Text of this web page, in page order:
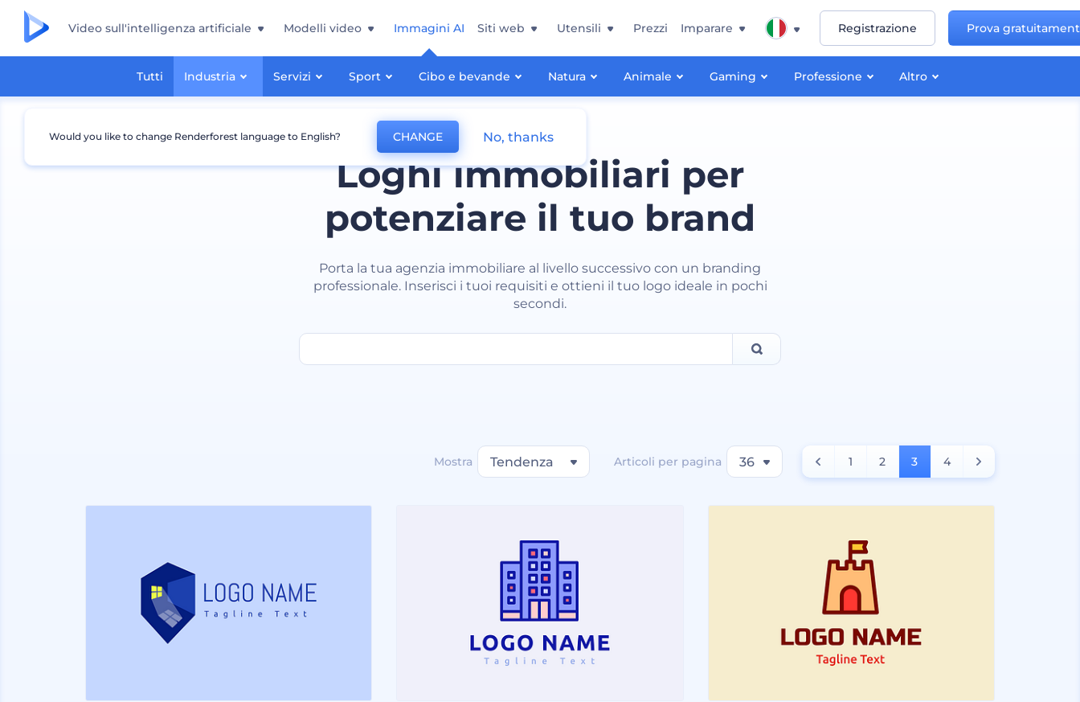
Video sull'intelligenza artificiale Modelli video Immagini AI
Tutti Industria Servizi Sport Cibo e bevande Natura Animale Gaming Professione Altro
Siti web Utensili Prezzi Imparare Registrazione Prova
Loghi immobiliari per
potenziare il tuo brand
Porta la tua agenzia immobiliare al livello successivo con un branding
professionale. Inserisci i tuoi requisiti e ottieni il tuo logo ideale in pochi
secondi.
Mostra Tendenza Articoli per pagina 36 1 2 3 4
Would you like to change Renderforest language to English? CHANGE No, thanks